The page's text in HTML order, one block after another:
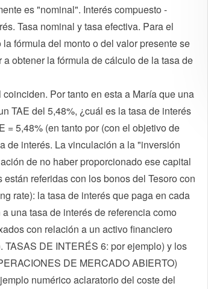
es "nominal". Interés compuesto -
Tasa nominal y tasa efectiva. Para el
fórmula del monto o del valor presente se
obtener la fórmula de cálculo de la tasa de
Por tanto en esta a María que una
TAE del 5,48%, ¿cuál es la tasa de interés
= 5,48% (en tanto por (con el objetivo de
de interés. La vinculación a la "inversión
de no haber proporcionado ese capital
referidas con los bonos del Tesoro con
rate): la tasa de interés que paga en cada
una tasa de interés de referencia como
con relación a un activo financiero
DE INTERÉS 6: por ejemplo) y los
DE MERCADO ABIERTO)
numérico aclaratorio del coste del